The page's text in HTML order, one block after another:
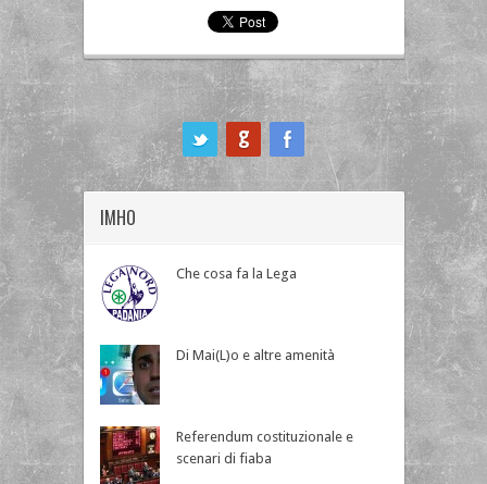
IMHO
Che cosa fa la Lega
Di Mai(L)o e altre amenità
Referendum costituzionale e
scenari di fiaba